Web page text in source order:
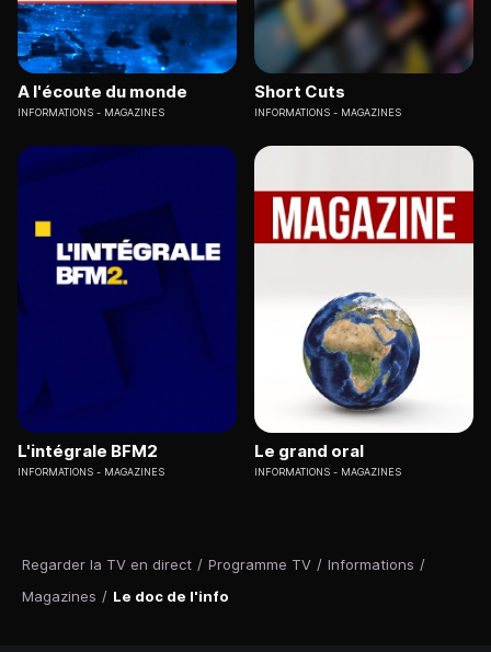
Regarder la TV en direct / Programme TV / Informations /
Magazines / Le doc de l'info
A l'écoute du monde
INFORMATIONS MAGAZINES
Short Cuts
INFORMATIONS MAGAZINES
L'intégrale BFM2
INFORMATIONS MAGAZINES
Le grand oral
INFORMATIONS MAGAZINES